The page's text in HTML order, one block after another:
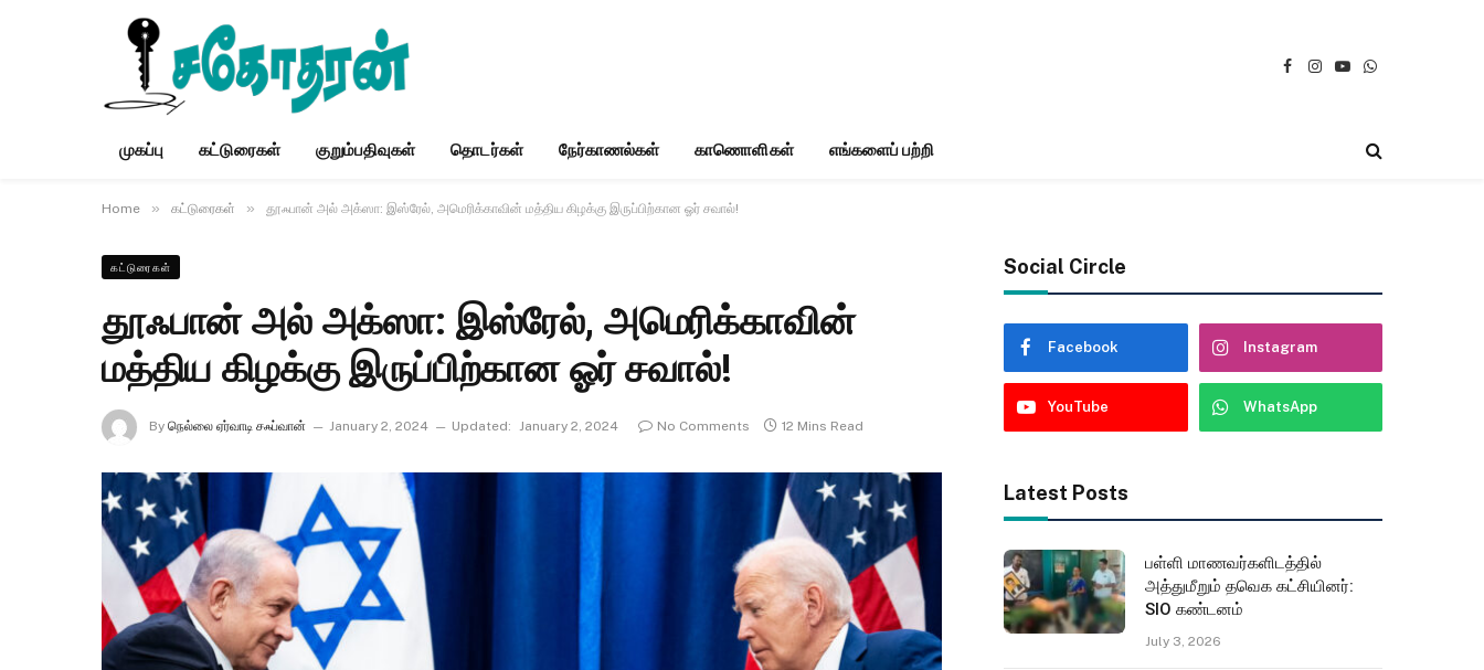
Facebook
Instagram
YouTubeWhatsApp
முகப்பு கட்டுரைகள் குறும்பதிவுகள் தொடர்கள் நேர்காணல்கள் காணொளிகள் எங்களைப் பற்றி
Home » கட்டுரைகள் » தூஃபான் அல் அக்ஸா: இஸ்ரேல், அமெரிக்காவின் மத்திய கிழக்கு இருப்பிற்கான ஓர் சவால்!
கட்டுரைகள்
தூஃபான் அல் அக்ஸா: இஸ்ரேல், அமெரிக்காவின்
மத்திய கிழக்கு இருப்பிற்கான ஓர் சவால்!
By நெல்லை ஏர்வாடி சஃப்வான் January 2, 2024 Updated: January 2, 2024 No Comments 12 Mins Read
Social Circle
Facebook Instagram
YouTube WhatsApp
Latest Posts
பள்ளி மாணவர்களிடத்தில்
அத்துமீறும் தவெக கட்சியினர்:
SIO கண்டனம்
July 3, 2026